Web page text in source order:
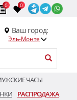
0 0
Ваш город:
Эль-Монте
ЧАСЫ
РАСПРОДАЖА